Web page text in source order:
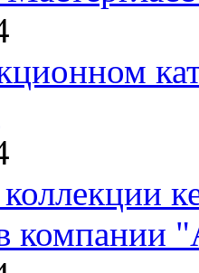
в компании